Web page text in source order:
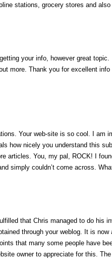
stations, grocery stores and also
your info, however great
more. Thank you for excellent
Your web-site is so cool. I am
how nicely you understand this
articles. You, my pal, ROCK! I
simply couldn’t come across.
that Chris managed to do his
through your weblog. It is now
that many some people have
owner to appreciate for this.